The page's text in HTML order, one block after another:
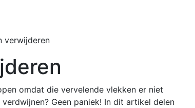
verwijderen
omdat die vervelende vlekken er niet
Geen paniek! In dit artikel delen